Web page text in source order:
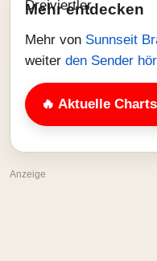
Mehr entdecken
Mehr von Sunnseit
weiter den Sender
🔥 Aktuelle
Anzeige